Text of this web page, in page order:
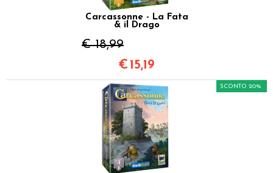
Carcassonne - La Fata
& il Drago
€ 18,99
€ 15,19
SCONTO 20%